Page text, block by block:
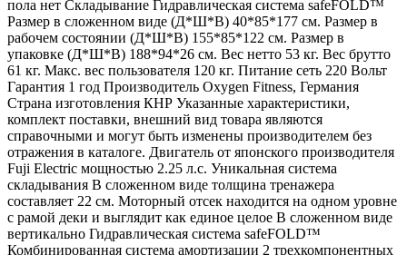
пола нет Складывание Гидравлическая система safeFOLD™
Размер в сложенном виде (Д*Ш*В) 40*85*177 см. Размер в
рабочем состоянии (Д*Ш*В) 155*85*122 см. Размер в
упаковке (Д*Ш*В) 188*94*26 см. Вес нетто 53 кг. Вес брутто
61 кг. Макс. вес пользователя 120 кг. Питание сеть 220 Вольт
Гарантия 1 год Производитель Oxygen Fitness, Германия
Страна изготовления КНР Указанные характеристики,
комплект поставки, внешний вид товара являются
справочными и могут быть изменены производителем без
отражения в каталоге. Двигатель от японского производителя
Fuji Electric мощностью 2.25 л.с. Уникальная система
складывания В сложенном виде толщина тренажера
составляет 22 см. Моторный отсек находится на одном уровне
с рамой деки и выглядит как единое целое В сложенном виде
вертикально Гидравлическая система safeFOLD™
Комбинированная система амортизации 2 трехкомпонентных